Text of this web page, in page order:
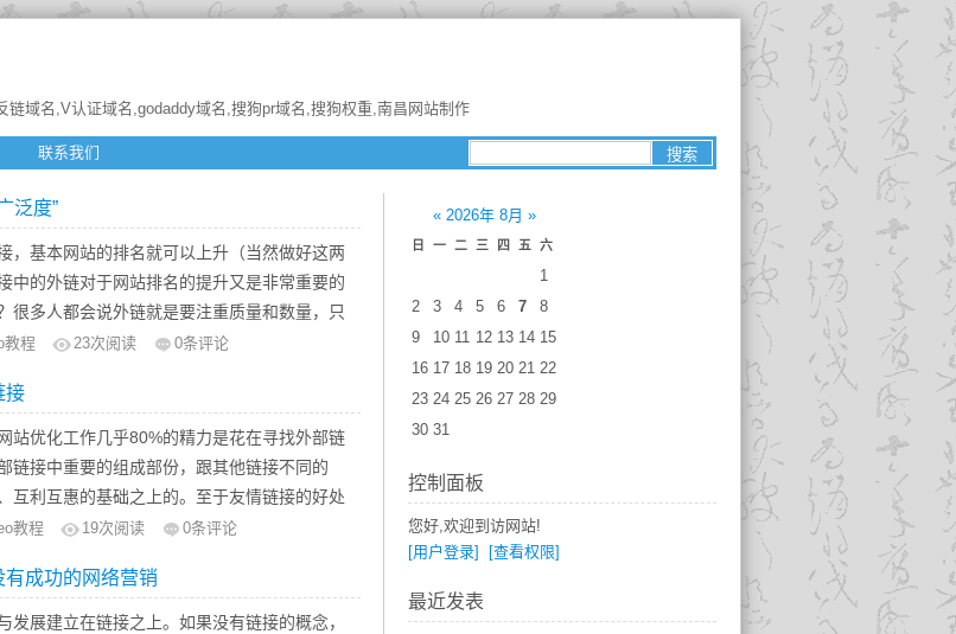
域名,V认证域名,godaddy域名,搜狗pr域名,搜狗权重,南昌网站制作
联系我们
泛度”
，基本网站的排名就可以上升（当然做好这两
中的外链对于网站排名的提升又是非常重要的
很多人都会说外链就是要注重质量和数量，只
这块就没有问题了！这样的说法是正确的，外
实就是比通常情况具有更大的范围，包罗万
面非常的广，具有一个普遍性。那么说到这
解了，其实就是链接要具有广范围、普遍性，但
点，为什么这么说呢？这也源于今天一朋友让
数量并不少，在质量上的话，也没有差到哪里
教程 23次阅读 0条评论
接
站优化工作几乎80%的精力是花在寻找外部链
链接中重要的组成部份，跟其他链接不同的
互利互惠的基础之上的。至于友情链接的好处
说明了。
换链接。如果您是做百度优化，那就应该要明
权重，百度收录数量，百度收录日期。如果是
教程 19次阅读 0条评论
成功的网络营销
发展建立在链接之上。如果没有链接的概念，
« 2026年 8月 »
日 一 二 三 四 五 六
1
2
3 4 5 6 7
8
9
10 11 12 13 14 15
16 17 18 19 20 21 22
23 24 25 26 27 28 29
30 31
控制面板
您好,欢迎到访网站!
[用户登录]
[查看权限]
最近发表